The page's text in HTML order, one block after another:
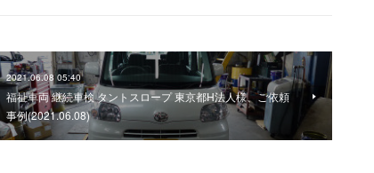
2021.06.08 05:40
福祉車両 継続車検 タントスロープ 東京都H法人様、ご依頼
事例(2021.06.08)